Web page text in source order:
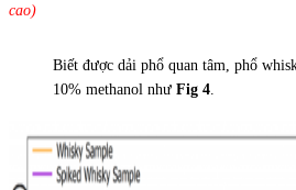
cao)
Biết được dải phổ quan tâm, phổ
10% methanol như Fig 4